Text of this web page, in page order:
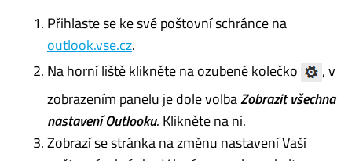
Přihlaste se ke své poštovní schránce na
outlook.vse.cz.
Na horní liště klikněte na ozubené kolečko
, v
zobrazením panelu je dole volbaZobrazit všechna
nastavení Outlooku. Klikněte na ni.
Zobrazí se stránka na změnu nastavení Vaší